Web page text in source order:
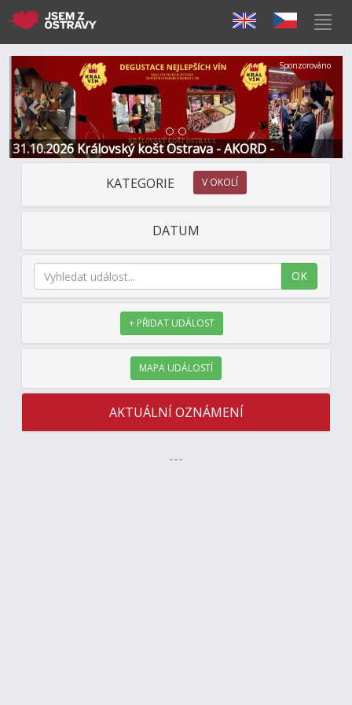
31.10.2026 Královský košt Ostrava - AKORD -
Restaurace a Hotel
Předchozí Další
Sponzorováno
KATEGORIE V OKOLÍ
DATUM
OK
+ PŘIDAT UDÁLOST
MAPA UDÁLOSTÍ
AKTUÁLNÍ OZNÁMENÍ
---